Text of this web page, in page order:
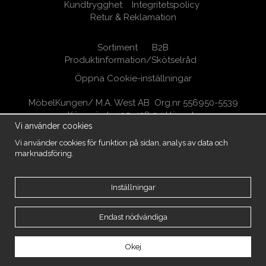
Kundtrygghet
Integritetspolicy
Retur & Reklamation
Sortiment
B2B
Produktinformation/Skötselråd
Öppna Cookie-inställningar
MöbelKungen/ M.A. West AB Org.nr 556950-5539
Kärrsgärde 105, 438 94 Härryda
031-7880048
Copyright -2026 MöbelKungen
Vi använder cookies
Vi använder cookies för funktion på sidan, analys av data och
marknadsföring.
Inställningar
Endast nödvändiga
Okej